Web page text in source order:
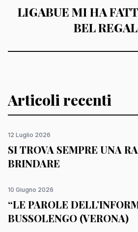
LIGABUE MI HA
BEL
Articoli recenti
12 Luglio 2026
SI TROVA SEMPRE UNA
BRINDARE
10 Giugno 2026
“LE PAROLE
BUSSOLENGO (VERONA)